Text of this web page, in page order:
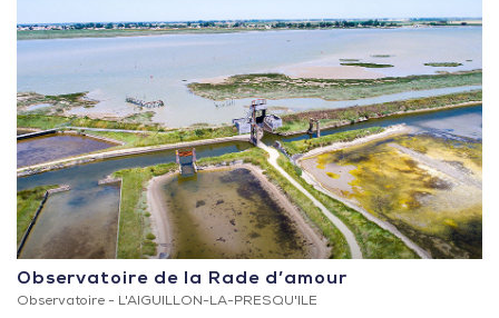
Observatoire de la Rade d’amour
Observatoire - L'AIGUILLON-LA-PRESQU'ILE